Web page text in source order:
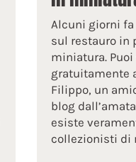
Alcuni giorni
sul restauro in
miniatura.
gratuitamente
Filippo, un
blog
esiste
collezionisti di